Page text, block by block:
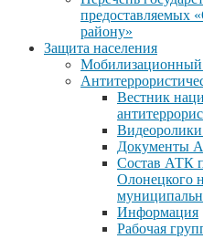
району»
Защита населения
Мобилизационный
Вестник
Документы
Состав АТК
Олонецкого
Информация
Рабочая